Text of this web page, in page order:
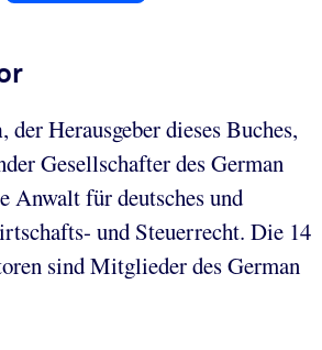
, der Herausgeber dieses Buches,
Gesellschafter des German
Anwalt für deutsches und
und Steuerrecht. Die 14
sind Mitglieder des German